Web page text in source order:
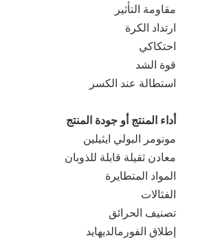
مقاومة التأثير
ارتداد الكرة
احتكاكي
قوة الشد
استطالة عند الكسر
أداء المنتج أو جودة المنتج
مونومر البولي ايثيلين
معادن ثقيلة قابلة للذوبان
المواد المتطايرة
الفثالات
تصنيف الحرائق
إطلاق الفورمالديهايد